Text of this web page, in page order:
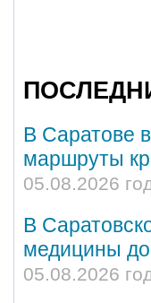
В Саратове
маршруты
05.08.2026
В
медицины до
05.08.2026